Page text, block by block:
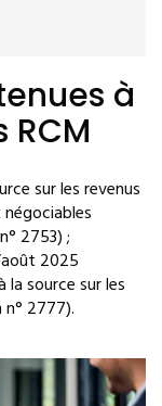
à
RCM
sur les revenus
2753) ;
2025
source sur les
2777).